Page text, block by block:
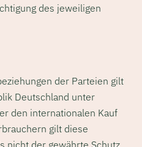
des jeweiligen
der Parteien gilt
Deutschland unter
den internationalen Kauf
gilt diese